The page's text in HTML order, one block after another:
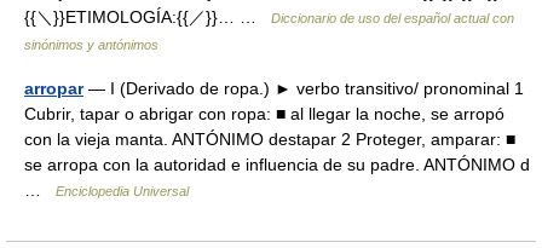
{{＼}}ETIMOLOGÍA:{{／}}… …
Diccionario de uso del español actual con
sinónimos y antónimos
arropar— I (Derivado de ropa.) ► verbo transitivo/ pronominal 1
Cubrir, tapar o abrigar con ropa: ■ al llegar la noche, se arropó
con la vieja manta. ANTÓNIMO destapar 2 Proteger, amparar: ■
se arropa con la autoridad e influencia de su padre. ANTÓNIMO d
…
Enciclopedia Universal